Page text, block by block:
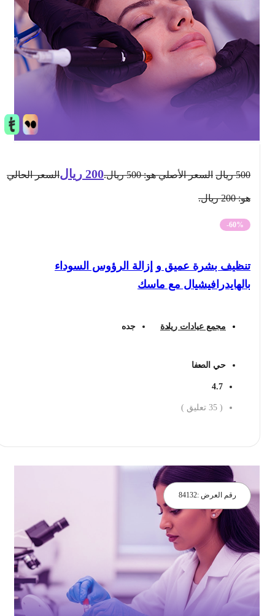
ريال السعر الأصلي هو: 500 ريال. 200 ريال السعر الحالي
-60%
تنظيف بشرة عميق و إزالة الرؤوس السوداء
بالهايدرافيشيال مع ماسك
مجمع عيادات ريادة جده
حي الصفا
4.7
35 تعليق )
رقم العرض :84132